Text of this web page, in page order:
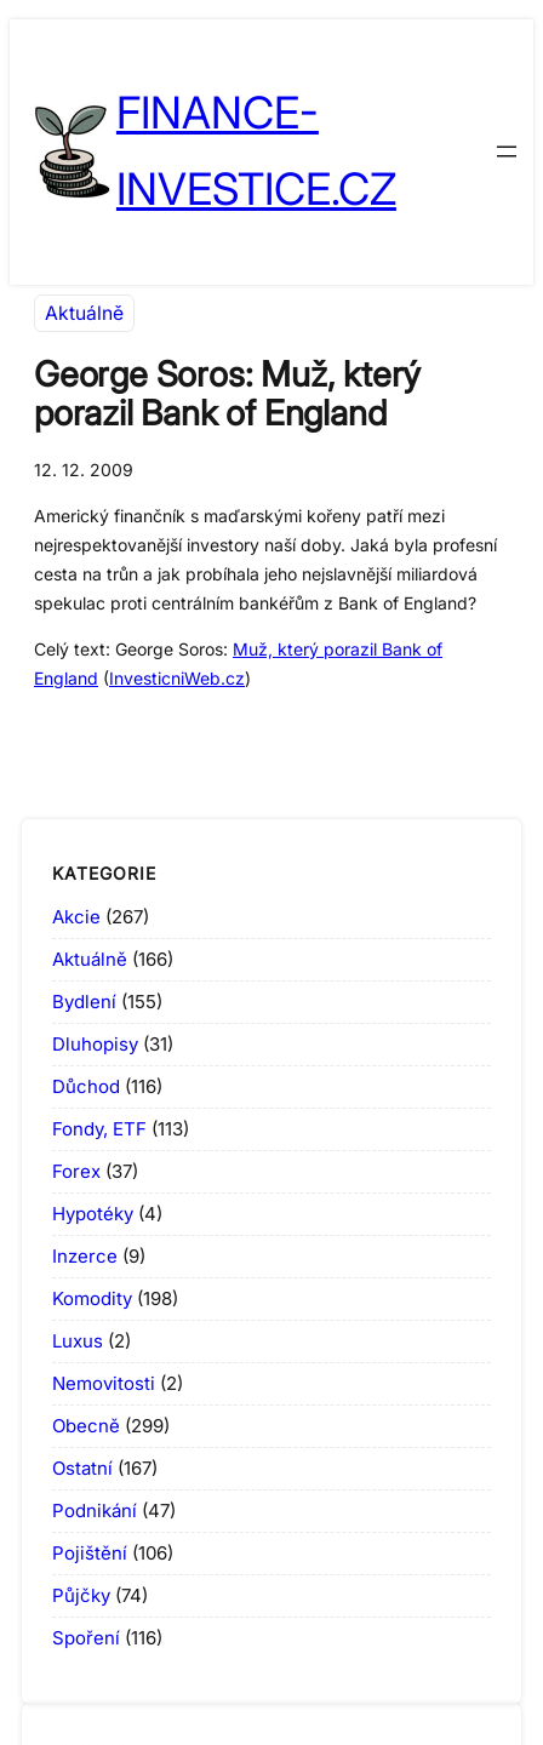
FINANCE-
INVESTICE.CZ
Aktuálně
George Soros: Muž, který
porazil Bank of England
12. 12. 2009
Americký finančník s maďarskými kořeny patří mezi
nejrespektovanější investory naší doby. Jaká byla profesní
cesta na trůn a jak probíhala jeho nejslavnější miliardová
spekulac proti centrálním bankéřům z Bank of England?
Celý text: George Soros: Muž, který porazil Bank of
England (InvesticniWeb.cz)
KATEGORIE
Akcie (267)
Aktuálně (166)
Bydlení (155)
Dluhopisy (31)
Důchod (116)
Fondy, ETF (113)
Forex (37)
Hypotéky (4)
Inzerce (9)
Komodity (198)
Luxus (2)
Nemovitosti (2)
Obecně (299)
Ostatní (167)
Podnikání (47)
Pojištění (106)
Půjčky (74)
Spoření (116)